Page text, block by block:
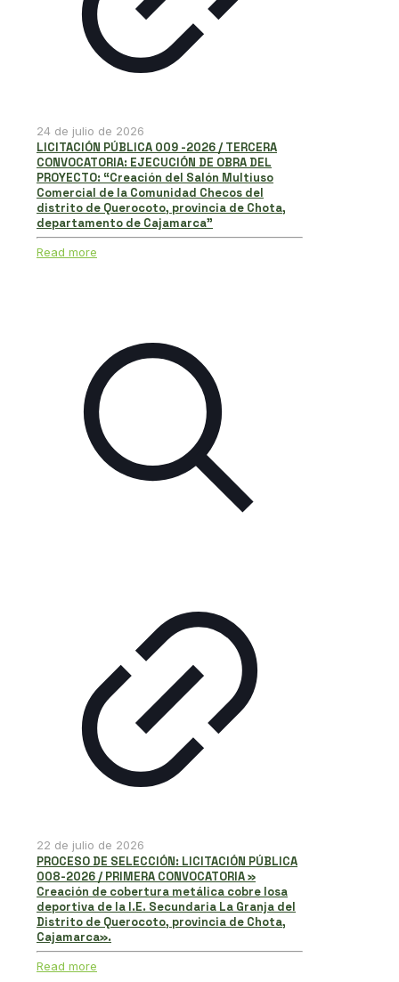
24 de julio de 2026
LICITACIÓN PÚBLICA 009 -2026 / TERCERA
CONVOCATORIA: EJECUCIÓN DE OBRA DEL
PROYECTO: “Creación del Salón Multiuso
Comercial de la Comunidad Checos del
distrito de Querocoto, provincia de Chota,
departamento de Cajamarca”
Read more
22 de julio de 2026
PROCESO DE SELECCIÓN: LICITACIÓN PÚBLICA
008-2026 / PRIMERA CONVOCATORIA »
Creación de cobertura metálica cobre losa
deportiva de la I.E. Secundaria La Granja del
Distrito de Querocoto, provincia de Chota,
Cajamarca».
Read more